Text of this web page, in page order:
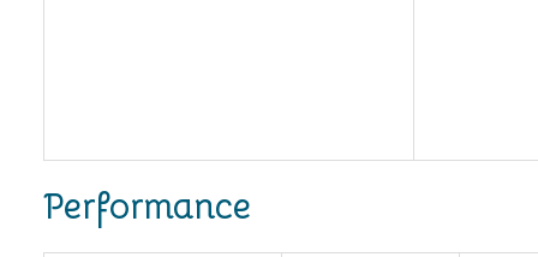
Performance